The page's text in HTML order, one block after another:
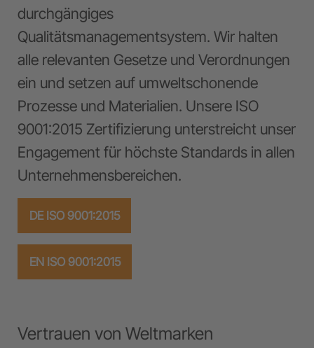
durchgängiges
Qualitätsmanagementsystem. Wir halten
alle relevanten Gesetze und Verordnungen
ein und setzen auf umweltschonende
Prozesse und Materialien. Unsere ISO
9001:2015 Zertifizierung unterstreicht unser
Engagement für höchste Standards in allen
Unternehmensbereichen.
DE ISO 9001:2015
EN ISO 9001:2015
Vertrauen von Weltmarken